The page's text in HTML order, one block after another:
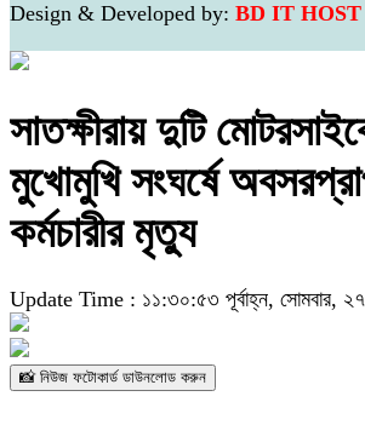
Design & Developed by: BD IT HOST
সাতক্ষীরায় দুটি
মুখোমুখি সংঘর্ষে
কর্মচারীর মৃত্যু
Update Time : ১১:৩০:৫৩ পূর্বাহ্ন, সোমবার, ২৭
📸 নিউজ ফটোকার্ড ডাউনলোড করুন